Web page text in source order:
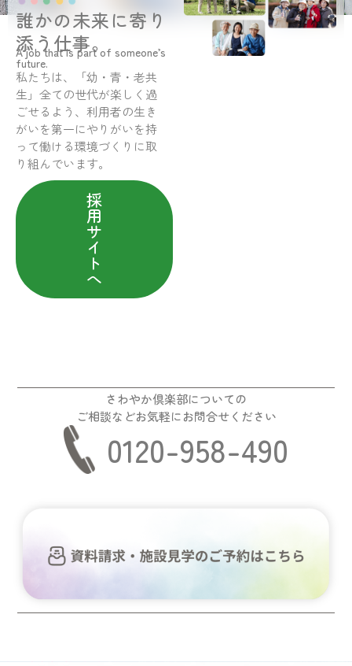
誰かの未来に寄り
添う仕事。
A job that is part of someone’s
future.
私たちは、「幼・青・老共
生」全ての世代が楽しく過
ごせるよう、利用者の生き
がいを第一にやりがいを持
って働ける環境づくりに取
り組んでいます。
採
用
サ
イ
ト
へ
さわやか倶楽部についての
ご相談などお気軽にお問合せください
0120-958-490